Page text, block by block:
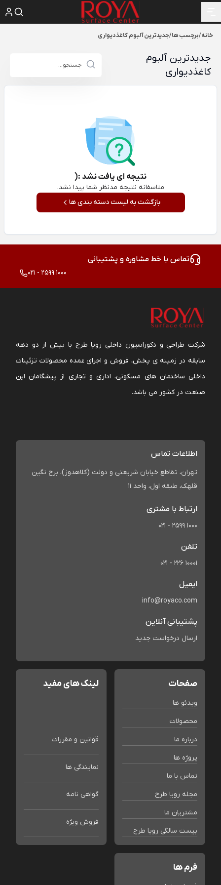
خانه/برچسب ها/جدیدترین آلبوم کاغذدیواری
جدیدترین آلبوم
کاغذدیواری
نتیجه ای یافت نشد :(
متاسفانه نتیجه مدنظر شما پیدا نشد.
بازگشت به لیست دسته بندی ها
تماس با خط مشاوره و پشتیبانی
021 - 2599 1000
شرکت طراحی و دکوراسیون داخلی رویا طرح با بیش از دو دهه
سابقه در زمینه ی پخش، فروش و اجرای عمده محصولات تزئینات
داخلی ساختمان های مسکونی، اداری و تجاری از پیشگامان این
صنعت در کشور می باشد.
اطلاعات تماس
تهران، تقاطع خیابان شریعتی و دولت (کلاهدوز)، برج نگین
قلهک، طبقه اول، واحد 11
ارتباط با مشتری
021 - 2599 1000
تلفن
021 - 226 10001
ایمیل
info@royaco.com
پشتیبانی آنلاین
ارسال درخواست جدید
صفحات
ویدئو ها
محصولات
درباره ما
پروژه ها
تماس با ما
مجله رویا طرح
مشتریان ما
بیست سالگی رویا طرح
لینک های مفید
قوانین و مقررات
نمایندگی ها
گواهی نامه
فروش ویژه
فرم ها